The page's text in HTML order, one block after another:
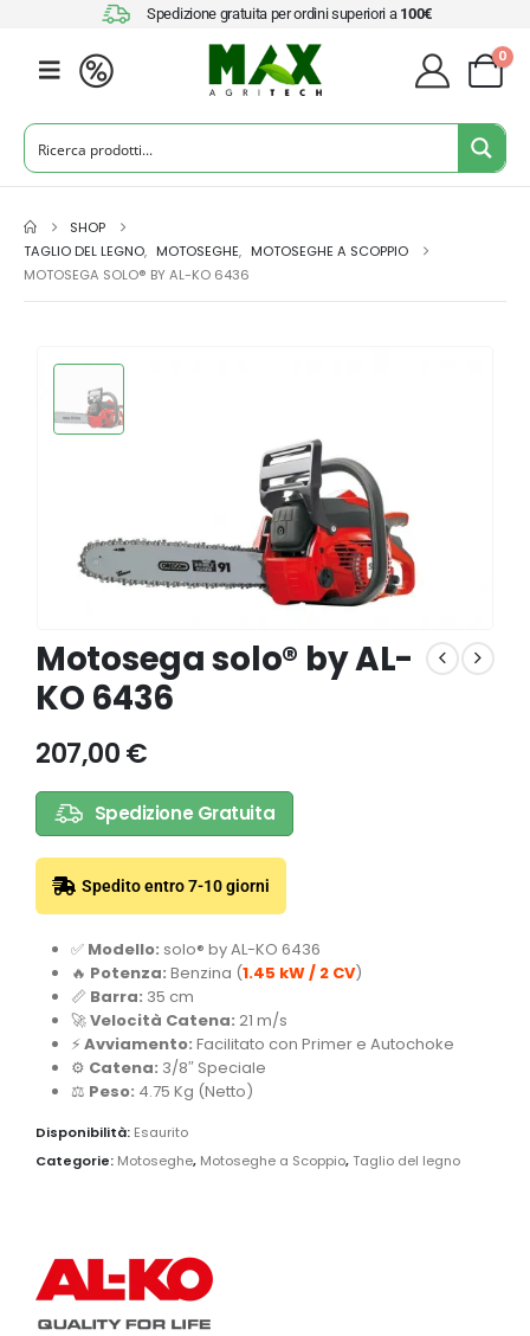
Spedizione gratuita per ordini superiori a 100€
0
SHOP
TAGLIO DEL LEGNO, MOTOSEGHE, MOTOSEGHE A SCOPPIO
MOTOSEGA SOLO® BY AL-KO 6436
Motosega solo® by AL-
KO 6436
207,00€
Spedizione Gratuita
Spedito entro 7-10 giorni
✅ Modello: solo® by AL-KO 6436
🔥 Potenza: Benzina (1.45 kW / 2 CV)
📏 Barra: 35 cm
🚀Velocità Catena: 21 m/s
⚡ Avviamento: Facilitato con Primer e Autochoke
⚙️ Catena: 3/8″ Speciale
⚖️ Peso: 4.75 Kg (Netto)
Disponibilità: Esaurito
Categorie: Motoseghe, Motoseghe a Scoppio,Taglio del legno